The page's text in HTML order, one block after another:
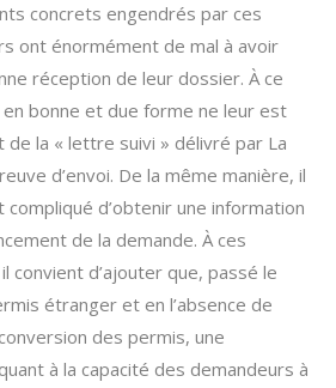
concrets engendrés par ces
ont énormément de mal à avoir
réception de leur dossier. À ce
bonne et due forme ne leur est
de la « lettre suivi » délivré par La
d’envoi. De la même manière, il
d’obtenir une information
de la demande. À ces
convient d’ajouter que, passé le
étranger et en l’absence de
des permis, une
à la capacité des demandeurs à